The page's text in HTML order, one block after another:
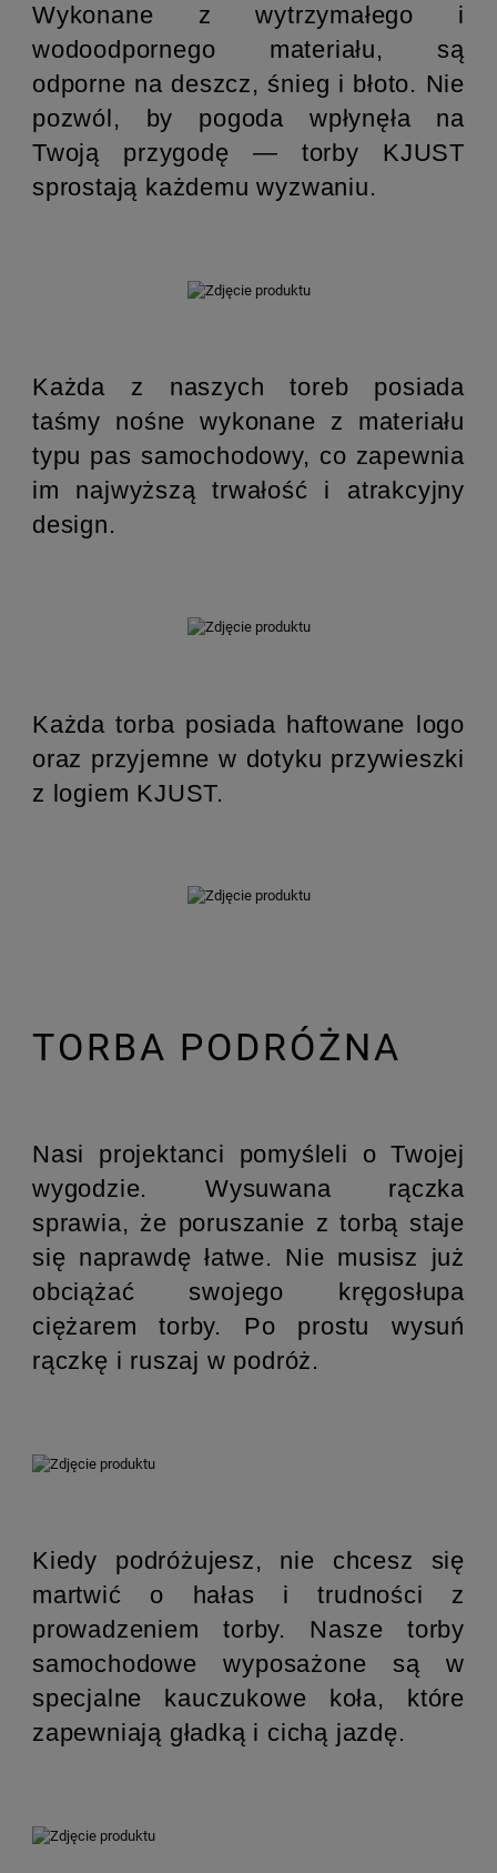
Wykonane z wytrzymałego i
wodoodpornego materiału, są
odporne na deszcz, śnieg i błoto. Nie
pozwól, by pogoda wpłynęła na
Twoją przygodę — torby KJUST
sprostają każdemu wyzwaniu.
Każda z naszych toreb posiada
taśmy nośne wykonane z materiału
typu pas samochodowy, co zapewnia
im najwyższą trwałość i atrakcyjny
design.
Każda torba posiada haftowane logo
oraz przyjemne w dotyku przywieszki
z logiem KJUST.
TORBA PODRÓŻNA
Nasi projektanci pomyśleli o Twojej
wygodzie. Wysuwana rączka
sprawia, że poruszanie z torbą staje
się naprawdę łatwe. Nie musisz już
obciążać swojego kręgosłupa
ciężarem torby. Po prostu wysuń
rączkę i ruszaj w podróż.
Kiedy podróżujesz, nie chcesz się
martwić o hałas i trudności z
prowadzeniem torby. Nasze torby
samochodowe wyposażone są w
specjalne kauczukowe koła, które
zapewniają gładką i cichą jazdę.